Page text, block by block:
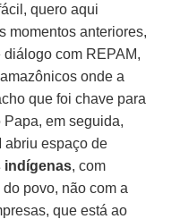
quero aqui
momentos anteriores,
diálogo com REPAM,
onde a
que foi chave para
em seguida,
abriu espaço de
indígenas, com
povo, não com a
que está ao